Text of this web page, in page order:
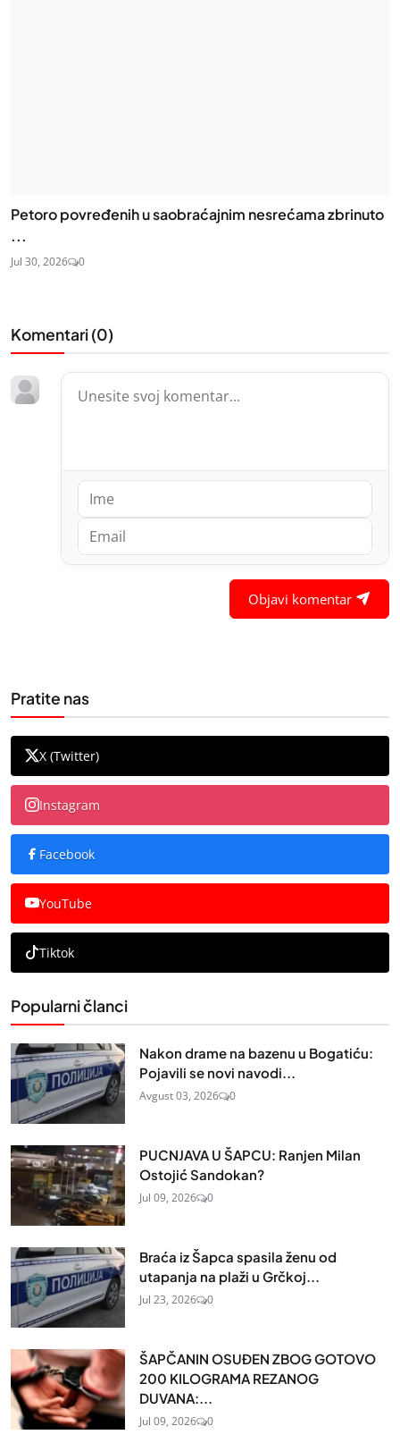
Petoro povređenih u saobraćajnim nesrećama zbrinuto
...
Jul 30, 2026 0
Komentari (0)
Objavi komentar
Pratite nas
X (Twitter)
Instagram
Facebook
YouTube
Tiktok
Popularni članci
Nakon drame na bazenu u Bogatiću:
Pojavili se novi navodi...
Avgust 03, 2026 0
PUCNJAVA U ŠAPCU: Ranjen Milan
Ostojić Sandokan?
Jul 09, 2026 0
Braća iz Šapca spasila ženu od
utapanja na plaži u Grčkoj...
Jul 23, 2026 0
ŠAPČANIN OSUĐEN ZBOG GOTOVO
200 KILOGRAMA REZANOG
DUVANA:...
Jul 09, 2026 0